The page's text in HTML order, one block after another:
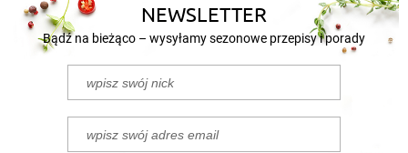
NEWSLETTER
Bądź na bieżąco – wysyłamy sezonowe przepisy i porady